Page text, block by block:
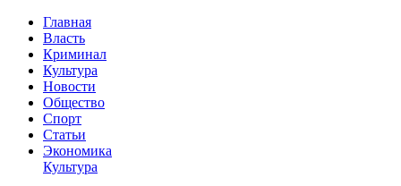
Главная
Власть
Криминал
Культура
Новости
Общество
Спорт
Статьи
Экономика
Культура